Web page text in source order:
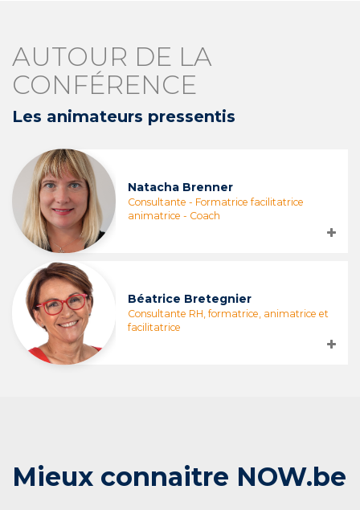
AUTOUR DE LA
CONFÉRENCE
Les animateurs pressentis
Natacha Brenner
Consultante - Formatrice facilitatrice
animatrice - Coach
Béatrice Bretegnier
Consultante RH, formatrice, animatrice et
facilitatrice
Mieux connaitre NOW.be